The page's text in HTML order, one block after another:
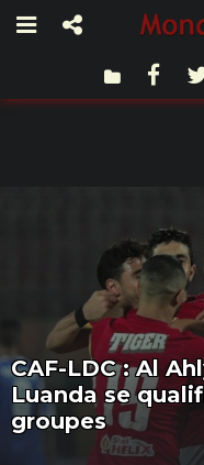
CAF-LDC : Al
Luanda se
groupes